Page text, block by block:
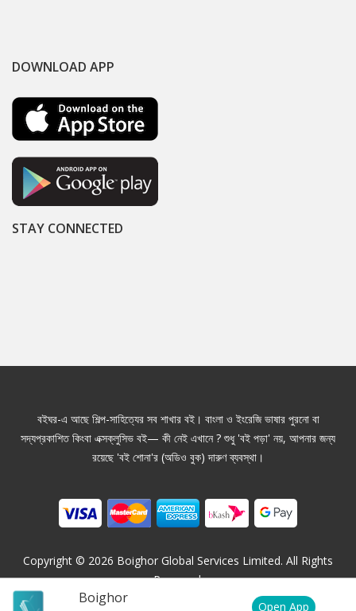
Boighor
Open App
DOWNLOAD APP
STAY CONNECTED
বইঘর-এ আছে শিল্প-সাহিত্যের সব শাখার বই। বাংলা ও ইংরেজি ভাষার পুরনো বা
সদ্যপ্রকাশিত কিংবা এক্সক্লুসিভ বই— কী নেই এখানে ? শুধু 'বই পড়া' নয়, আপনার জন্য
রয়েছে 'বই শোনা'র (অডিও বুক) দারুণ ব্যবস্থা।
Copyright © 2026 Boighor Global Services Limited. All Rights
Reserved.